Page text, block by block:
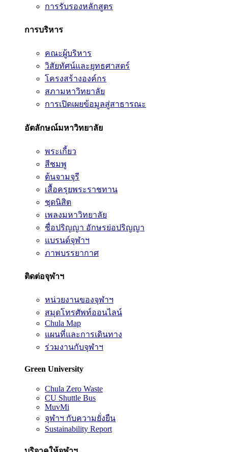
การรับรองหลักสูตร
การบริหาร
คณะผู้บริหาร
วิสัยทัศน์และยุทธศาสตร์
โครงสร้างองค์กร
สภามหาวิทยาลัย
การเปิดเผยข้อมูลสู่สาธารณะ
อัตลักษณ์มหาวิทยาลัย
พระเกี้ยว
สีชมพู
ต้นจามจุรี
เสื้อครุยพระราชทาน
ชุดนิสิต
เพลงมหาวิทยาลัย
ชื่อปริญญา อักษรย่อปริญญา
แบรนด์จุฬาฯ
ภาพบรรยากาศ
ติดต่อจุฬาฯ
หน่วยงานของจุฬาฯ
สมุดโทรศัพท์ออนไลน์
Chula Map
แผนที่และการเดินทาง
ร่วมงานกับจุฬาฯ
Green University
Chula Zero Waste
CU Shuttle Bus
MuvMi
จุฬาฯ กับความยั่งยืน
Sustainability Report